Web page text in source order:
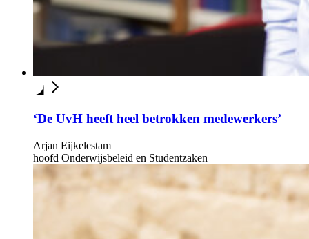
‘De UvH heeft heel betrokken medewerkers’
Arjan Eijkelestam
hoofd Onderwijsbeleid en Studentzaken